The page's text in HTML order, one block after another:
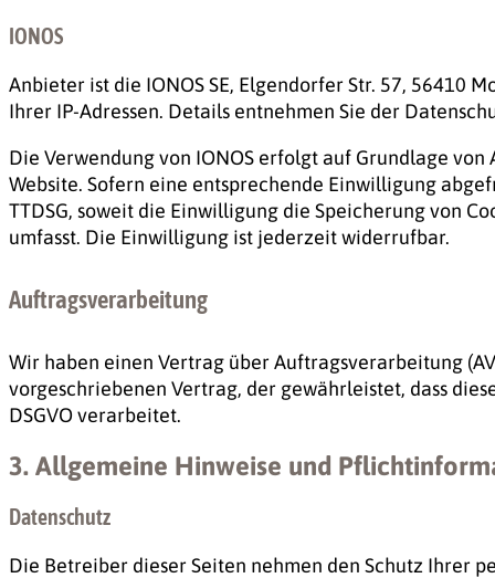
IONOS
Anbieter ist die IONOS SE, Elgendorfer Str. 57, 56410
Ihrer IP-Adressen. Details entnehmen Sie der
Die Verwendung von IONOS erfolgt auf Grundlage
Website. Sofern eine entsprechende Einwilligung
TTDSG, soweit die Einwilligung die Speicherung von
umfasst. Die Einwilligung ist jederzeit widerrufbar.
Auftragsverarbeitung
Wir haben einen Vertrag über Auftragsverarbeitung
vorgeschriebenen Vertrag, der gewährleistet, dass
DSGVO verarbeitet.
3. Allgemeine Hinweise und
Datenschutz
Die Betreiber dieser Seiten nehmen den Schutz Ihrer